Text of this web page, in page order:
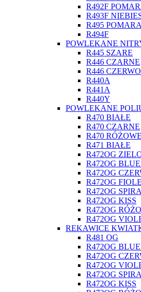
R492F
R493F
R495
R494F
POWLEKANE
R445 SZARE
R446 CZARNE
R446
R440A
R441A
R440Y
POWLEKANE
R470 BIAŁE
R470 CZARNE
R470 RÓŻOWE
R471 BIAŁE
R472OG
R472OG
R472OG
R472OG
R472OG
R472OG KISS
R472OG
R472OG
REKAWICE
R481 OG
R472OG
R472OG
R472OG
R472OG
R472OG KISS